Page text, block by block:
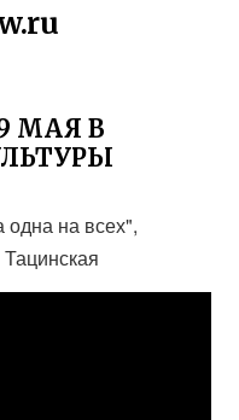
МАЯ В
на всех",